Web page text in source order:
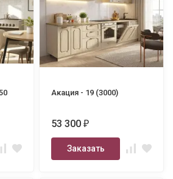
Акация - 19 (3000)
53 300₽
Заказать